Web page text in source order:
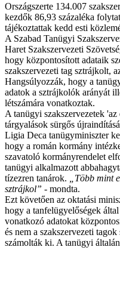
Országszerte 134.007
kezdők 86,93 százaléka
tájékoztattak kedd esti
A Szabad Tanügyi
Haret Szakszervezeti
hogy központosított adataik
szakszervezeti tag sztrájkolt,
Hangsúlyozzák, hogy a
adatok a sztrájkolók arányát
létszámára vonatkoztak.
A tanügyi szakszervezetek
tárgyalások sürgős
Ligia Deca tanügyminiszter
hogy a román kormány
szavatoló kormányrendelet
tanügyi alkalmazott
tízezren tanárok. „Több mint
sztrájkol” - mondta.
Ezt követően az oktatási
hogy a tanfelügyelőségek
vonatkozó adatokat
és nem a szakszervezeti
számolták ki. A tanügyi